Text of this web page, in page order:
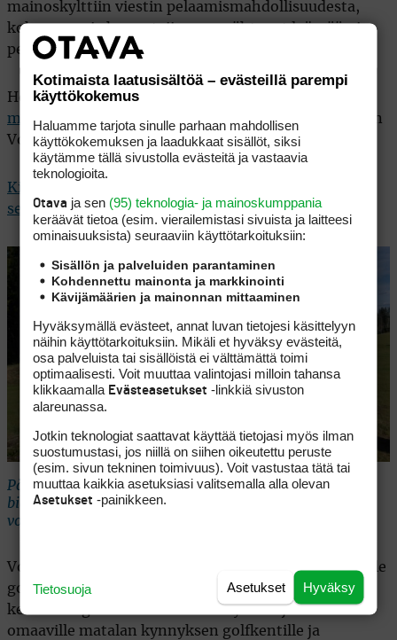
mainoskylttiin viestin pelaamismahdollisuudesta,
kokeneempia harrastajia on pysähtynyt lyömään ja
pelaamaan entistä enemmän”, Orasmaa iloitsee.
Heinä-ja elokuu ovat parasta sesonkia.
meneillään olevat asuntomessut
vilkastuttavat nekin
Vola Golfin ohitse kulkevaa liikennettä.
Kierrosmaksu on 10 euroa. Rangella harjoittelu on
sekin hinnoiteltu varsin kohtuulliseksi.
Päätösväylällä on mittaa 141 metriä. Rangella
bighitteritkin pystyvät lyömään avauksiaan täydellä
voimalla.
Vola Golfia voi perustellusti suositella kaikentasoisille
golfareille kahvitauon, rangeharjoittelun ja
kenttäbongauksen kohteeksi. Hyvän sijainnin
omaaville matalan kynnyksen golfkentille ja
Kotimaista laatusisältöä – evästeillä parempi
käyttökokemus
Haluamme tarjota sinulle parhaan mahdollisen
käyttökokemuksen ja laadukkaat sisällöt, siksi
käytämme tällä sivustolla evästeitä ja vastaavia
teknologioita.
Otava ja sen (95) teknologia- ja mainoskumppania
keräävät tietoa (esim. vierailemis­tasi sivuista ja laitteesi
ominaisuuk­sista) seuraaviin käyttötarkoituksiin:
Sisällön ja palveluiden parantaminen
Kohdennettu mainonta ja markkinointi
Kävijämäärien ja mainonnan mittaaminen
Hyväksymällä evästeet, annat luvan tietojesi käsittelyyn
näihin käyttötarkoituksiin. Mikäli et hyväksy evästeitä,
osa palveluista tai sisällöistä ei välttämättä toimi
optimaalisesti. Voit muuttaa valintojasi milloin tahansa
klikkaamalla Evästeasetukset -linkkiä sivuston
alareunassa.
Jotkin teknologiat saattavat käyttää tietojasi myös ilman
suostumustasi, jos niillä on siihen oikeutettu peruste
(esim. sivun tekninen toimivuus). Voit vastustaa tätä tai
muuttaa kaikkia asetuksiasi valitsemalla alla olevan
Asetukset -painikkeen.
Hyväksy
Asetukset
Tietosuoja